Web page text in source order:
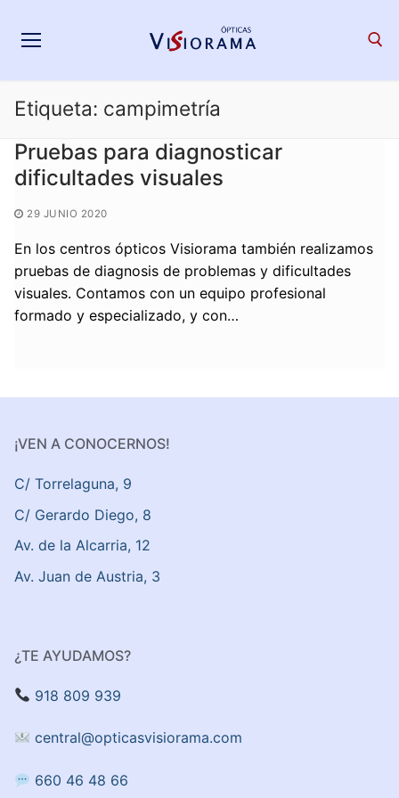
Search for:
Etiqueta: campimetría
Pruebas para diagnosticar
dificultades visuales
29 JUNIO 2020
En los centros ópticos Visiorama también realizamos
pruebas de diagnosis de problemas y dificultades
visuales. Contamos con un equipo profesional
formado y especializado, y con…
¡VEN A CONOCERNOS!
C/ Torrelaguna, 9
C/ Gerardo Diego, 8
Av. de la Alcarria, 12
Av. Juan de Austria, 3
¿TE AYUDAMOS?
918 809 939
central@opticasvisiorama.com
660 46 48 66